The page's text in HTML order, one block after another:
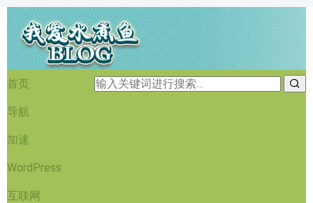
首页
导航
加速
WordPress
互联网